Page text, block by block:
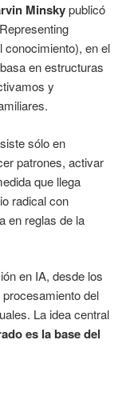
Minskypublicó
conocimiento), en el
en estructuras
y
sólo en
patrones, activar
que llega
radical con
en reglas de la
en IA, desde los
del
La idea central
es la base del